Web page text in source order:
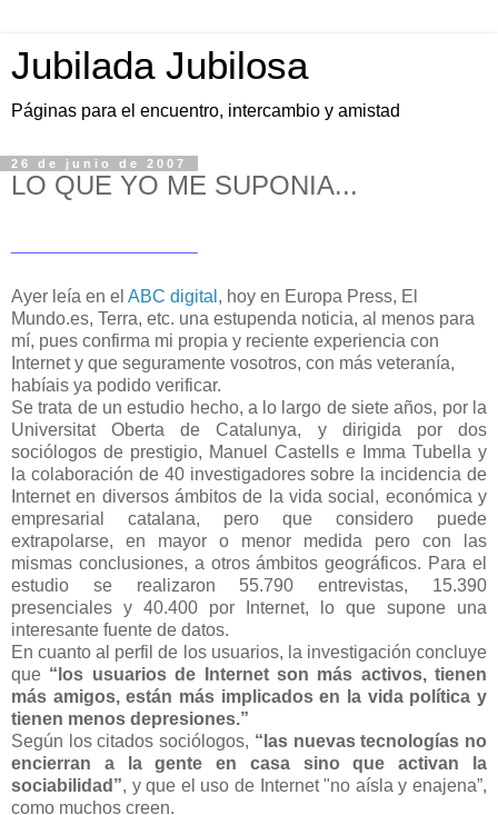
Jubilada Jubilosa
Páginas para el encuentro, intercambio y amistad
26 de junio de 2007
LO QUE YO ME SUPONIA...
Ayer leía en el ABC digital , hoy en Europa Press, El
Mundo.es, Terra, etc. una estupenda noticia, al menos para
mí, pues confirma mi propia y reciente experiencia con
Internet y que seguramente vosotros, con más veteranía,
habíais ya podido verificar.
Se trata de un estudio hecho, a lo largo de siete años, por la
Universitat Oberta de Catalunya, y dirigida por dos
sociólogos de prestigio, Manuel Castells e Imma Tubella y
la colaboración de 40 investigadores sobre la incidencia de
Internet en diversos ámbitos de la vida social, económica y
empresarial catalana, pero que considero puede
extrapolarse, en mayor o menor medida pero con las
mismas conclusiones, a otros ámbitos geográficos. Para el
estudio se realizaron 55.790 entrevistas, 15.390
presenciales y 40.400 por Internet, lo que supone una
interesante fuente de datos.
En cuanto al perfil de los usuarios, la investigación concluye
que “los usuarios de Internet son más activos, tienen
más amigos, están más implicados en la vida política y
tienen menos depresiones.”
Según los citados sociólogos, “las nuevas tecnologías no
encierran a la gente en casa sino que activan la
sociabilidad”, y que el uso de Internet "no aísla y enajena”,
como muchos creen.